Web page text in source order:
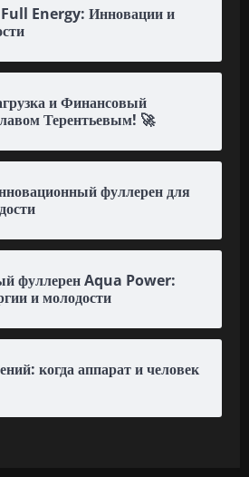
Full Energy: Инновации и
и Финансовый
Терентьевым! 🚀
фуллерен для
фуллерен Aqua Power:
и молодости
когда аппарат и человек